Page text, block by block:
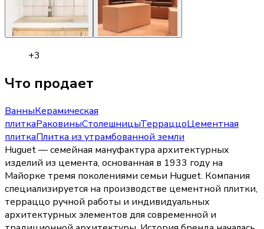
+3
Что продает
ВанныКерамическая
плиткаРаковиныСтолешницыТерраццоЦементная
плиткаПлитка из утрамбованной земли
Huguet — семейная мануфактура архитектурных
изделий из цемента, основанная в 1933 году на
Майорке тремя поколениями семьи Huguet. Компания
специализируется на производстве цементной плитки,
терраццо ручной работы и индивидуальных
архитектурных элементов для современной и